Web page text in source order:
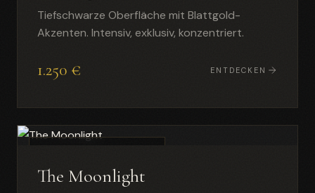
Tiefschwarze Oberfläche mit Blattgold-
Akzenten. Intensiv, exklusiv, konzentriert.
1.250 € ENTDECKEN
The Moonlight